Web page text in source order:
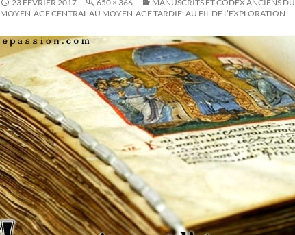
23 FÉVRIER 2017 650 × 366
MANUSCRITS ET CODEX ANCIENS DU
MOYEN-ÂGE CENTRAL AU MOYEN-ÂGE TARDIF: AU FIL DE L’EXPLORATION